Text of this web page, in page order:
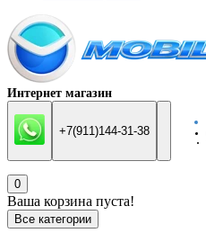
Интернет магазин
+7(911)144-31-38
0
Ваша корзина пуста!
Все категории